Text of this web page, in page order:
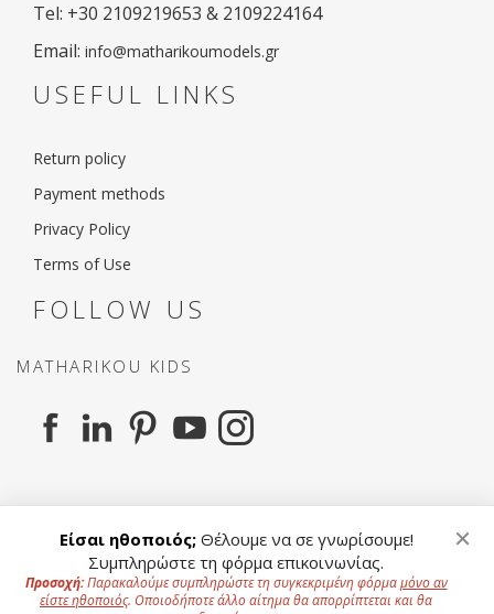
Tel: +30 2109219653 & 2109224164
Email: info@matharikoumodels.gr
USEFUL LINKS
Return policy
Payment methods
Privacy Policy
Terms of Use
FOLLOW US
MATHARIKOU KIDS
MATHARIKOU AGENCY
Είσαι ηθοποιός;Θέλουμε να σε γνωρίσουμε!
Συμπληρώστε τη φόρμα επικοινωνίας.
Προσοχή:Παρακαλούμε συμπληρώστε τη συγκεκριμένη φόρμαμόνο αν
είστε ηθοποιός. Οποιοδήποτε άλλο αίτημα θα απορρίπτεται και θα
×
To offer a better experience to our users we use